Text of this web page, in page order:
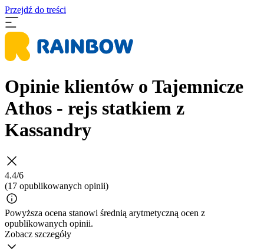
Przejdź do treści
Opinie klientów o Tajemnicze
Athos - rejs statkiem z
Kassandry
4.4/6
(17 opublikowanych opinii)
Powyższa ocena stanowi średnią arytmetyczną ocen z
opublikowanych opinii.
Zobacz szczegóły